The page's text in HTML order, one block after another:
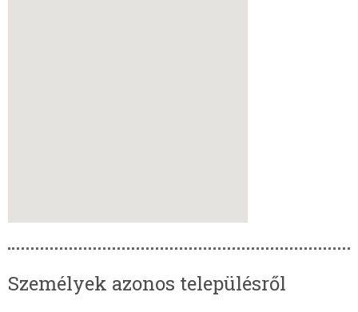
Személyek azonos településről